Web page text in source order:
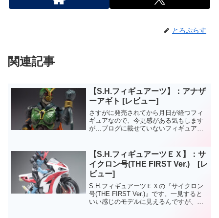
とろぷらす
関連記事
【S.H.フィギュアーツ】：アナザ
ーアギト [レビュー]
さすがに発売されてから月日が経つフィ
ギュアなので、今更感がある気もします
が…ブログに載せていないフィギュアー
ト』から載せてみます。
【S.H.フィギュアーツＥＸ】：サ
イクロン号(THE FIRST Ver.) [レ
ビュー]
S.H.フィギュアーツＥＸの『サイクロン
号(THE FIRST Ver.)』です。一見すると
いい感じのモデルに見えるんですが、弄